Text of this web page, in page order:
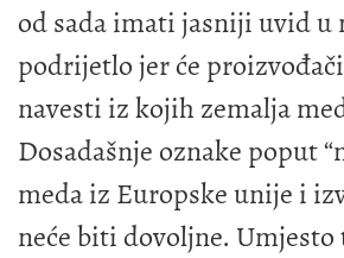
od sada imati jasniji uvid u
podrijetlo jer će
navesti iz kojih zemalja
Dosadašnje oznake poput
meda iz Europske unije i
neće biti dovoljne. Umjesto